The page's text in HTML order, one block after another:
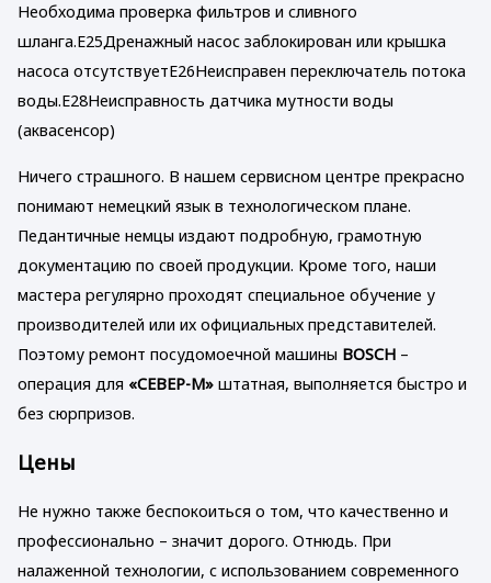
Необходима проверка фильтров и сливного
шланга.E25Дренажный насос заблокирован или крышка
насоса отсутствуетE26Неисправен переключатель потока
воды.E28Неисправность датчика мутности воды
(аквасенсор)
Ничего страшного. В нашем сервисном центре прекрасно
понимают немецкий язык в технологическом плане.
Педантичные немцы издают подробную, грамотную
документацию по своей продукции. Кроме того, наши
мастера регулярно проходят специальное обучение у
производителей или их официальных представителей.
Поэтому ремонт посудомоечной машины BOSCH –
операция для «СЕВЕР-М» штатная, выполняется быстро и
без сюрпризов.
Цены
Не нужно также беспокоиться о том, что качественно и
профессионально – значит дорого. Отнюдь. При
налаженной технологии, с использованием современного